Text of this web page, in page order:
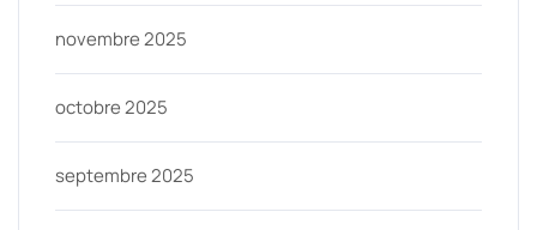
novembre 2025
octobre 2025
septembre 2025